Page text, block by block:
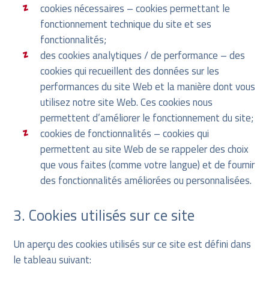
cookies nécessaires – cookies permettant le
fonctionnement technique du site et ses
fonctionnalités;
des cookies analytiques / de performance – des
cookies qui recueillent des données sur les
performances du site Web et la manière dont vous
utilisez notre site Web. Ces cookies nous
permettent d’améliorer le fonctionnement du site;
cookies de fonctionnalités – cookies qui
permettent au site Web de se rappeler des choix
que vous faites (comme votre langue) et de fournir
des fonctionnalités améliorées ou personnalisées.
3. Cookies utilisés sur ce site
Un aperçu des cookies utilisés sur ce site est défini dans
le tableau suivant: